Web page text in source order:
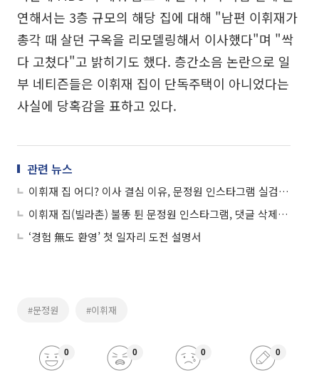
연해서는 3층 규모의 해당 집에 대해 "남편 이휘재가
총각 때 살던 구옥을 리모델링해서 이사했다"며 "싹
다 고쳤다"고 밝히기도 했다. 층간소음 논란으로 일
부 네티즌들은 이휘재 집이 단독주택이 아니었다는
사실에 당혹감을 표하고 있다.
관련 뉴스
이휘재 집 어디? 이사 결심 이유, 문정원 인스타그램 실검 장악
이휘재 집(빌라촌) 불똥 튄 문정원 인스타그램, 댓글 삭제부터 제한 기능까지
‘경험 無도 환영’ 첫 일자리 도전 설명서
#문정원 #이휘재
0 0 0 0